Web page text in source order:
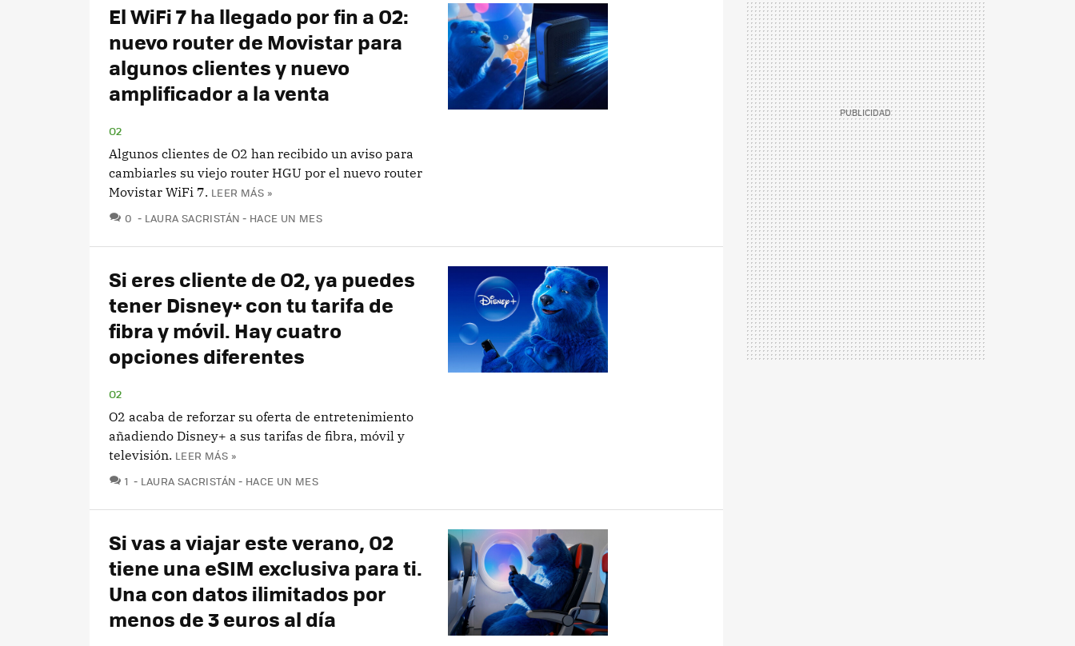
El WiFi 7 ha llegado por fin a O2:
nuevo router de Movistar para
algunos clientes y nuevo
amplificador a la venta
O2
Algunos clientes de O2 han recibido un aviso para
cambiarles su viejo router HGU por el nuevo router
Movistar WiFi 7. LEER MÁS »
0 COMENTARIOS
LAURA SACRISTÁN HACE UN MES
Si eres cliente de O2, ya puedes
tener Disney+ con tu tarifa de
fibra y móvil. Hay cuatro
opciones diferentes
O2
O2 acaba de reforzar su oferta de entretenimiento
añadiendo Disney+ a sus tarifas de fibra, móvil y
televisión. LEER MÁS »
1 COMENTARIOS
LAURA SACRISTÁN HACE UN MES
Si vas a viajar este verano, O2
tiene una eSIM exclusiva para ti.
Una con datos ilimitados por
menos de 3 euros al día